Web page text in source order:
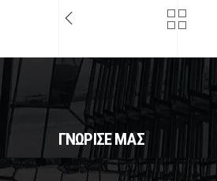
ΓΝΩΡΙΣΕ ΜΑΣ